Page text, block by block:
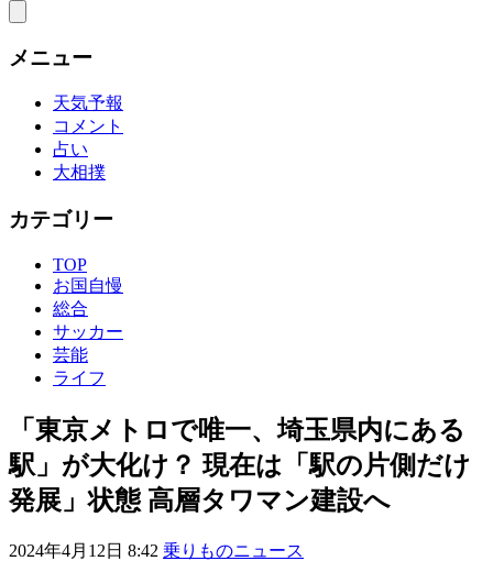
メニュー
天気予報
コメント
占い
大相撲
カテゴリー
TOP
お国自慢
総合
サッカー
芸能
ライフ
「東京メトロで唯一、埼玉県内にある
駅」が大化け？ 現在は「駅の片側だけ
発展」状態 高層タワマン建設へ
2024年4月12日 8:42 乗りものニュース